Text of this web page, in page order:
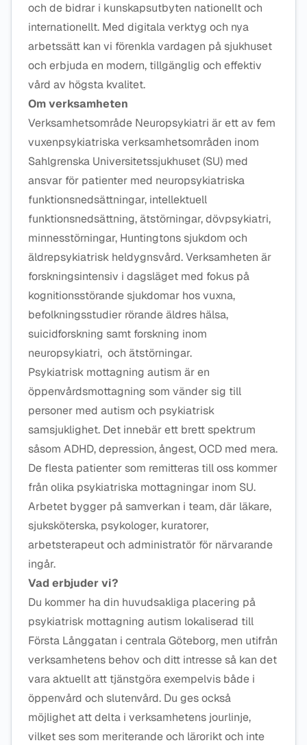
och de bidrar i kunskapsutbyten nationellt och
internationellt. Med digitala verktyg och nya
arbetssätt kan vi förenkla vardagen på sjukhuset
och erbjuda en modern, tillgänglig och effektiv
vård av högsta kvalitet.
Om verksamheten
Verksamhetsområde Neuropsykiatri är ett av fem
vuxenpsykiatriska verksamhetsområden inom
Sahlgrenska Universitetssjukhuset (SU) med
ansvar för patienter med neuropsykiatriska
funktionsnedsättningar, intellektuell
funktionsnedsättning, ätstörningar, dövpsykiatri,
minnesstörningar, Huntingtons sjukdom och
äldrepsykiatrisk heldygnsvård. Verksamheten är
forskningsintensiv i dagsläget med fokus på
kognitionsstörande sjukdomar hos vuxna,
befolkningsstudier rörande äldres hälsa,
suicidforskning samt forskning inom
neuropsykiatri, och ätstörningar.
Psykiatrisk mottagning autism är en
öppenvårdsmottagning som vänder sig till
personer med autism och psykiatrisk
samsjuklighet. Det innebär ett brett spektrum
såsom ADHD, depression, ångest, OCD med mera.
De flesta patienter som remitteras till oss kommer
från olika psykiatriska mottagningar inom SU.
Arbetet bygger på samverkan i team, där läkare,
sjuksköterska, psykologer, kuratorer,
arbetsterapeut och administratör för närvarande
ingår.
Vad erbjuder vi?
Du kommer ha din huvudsakliga placering på
psykiatrisk mottagning autism lokaliserad till
Första Långgatan i centrala Göteborg, men utifrån
verksamhetens behov och ditt intresse så kan det
vara aktuellt att tjänstgöra exempelvis både i
öppenvård och slutenvård. Du ges också
möjlighet att delta i verksamhetens jourlinje,
vilket ses som meriterande och lärorikt och inte